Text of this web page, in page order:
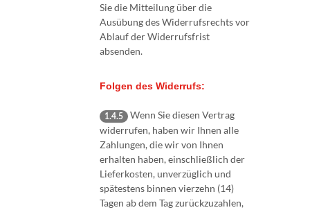
Sie die Mitteilung über die
Ausübung des Widerrufsrechts vor
Ablauf der Widerrufsfrist
absenden.
Folgen des Widerrufs:
1.4.5
Wenn Sie diesen Vertrag
widerrufen, haben wir Ihnen alle
Zahlungen, die wir von Ihnen
erhalten haben, einschließlich der
Lieferkosten, unverzüglich und
spätestens binnen vierzehn (14)
Tagen ab dem Tag zurückzuzahlen,